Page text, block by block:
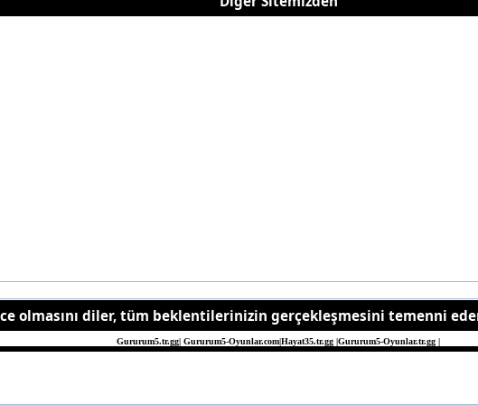
olmasını diler, tüm beklentilerinizin gerçekleşmesini temenni
Gururum5.tr.gg| Gururum5-Oyunlar.com|Hayat35.tr.gg |Gururum5-Oyunlar.tr.gg |